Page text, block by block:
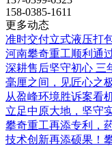
158-0385-1611
更多动态
准时交付立式液压打
河南攀奇重工顺利通
深耕售后坚守初心 三
毫厘之间，见匠心之
从盈峰环境胜诉案看
立足中原大地，坚守
攀奇重工再添专利，
技术创新再添硕果！